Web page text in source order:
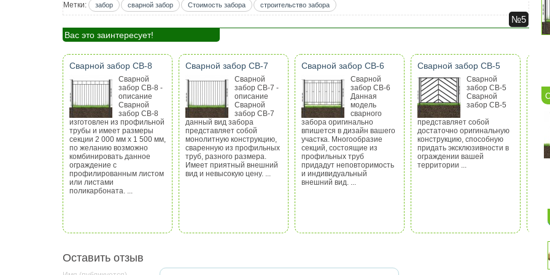
Метки: забор сварной забор Стоимость забора строительство забора
№5
Вас это заинтересует!
Сварной забор СВ-8
Сварной
забор СВ-8 -
описание
Сварной
забор СВ-8
изготовлен из профильной
трубы и имеет размеры
секции 2 000 мм х 1 500 мм,
по желанию возможно
комбинировать данное
ограждение с
профилированным листом
или листами
поликарбоната. ...
Сварной забор СВ-7
Сварной
забор СВ-7 -
описание
Сварной
забор СВ-7
данный вид забора
представляет собой
монолитную конструкцию,
сваренную из профильных
труб, разного размера.
Имеет приятный внешний
вид и невысокую цену. ...
Сварной забор СВ-6
Сварной
забор СВ-6
Данная
модель
сварного
забора оригинально
впишется в дизайн вашего
участка. Многообразие
секций, состоящие из
профильных труб
придадут неповторимость
и индивидуальный
внешний вид. ...
Сварной забор СВ-5
Сварной
забор СВ-5
Сварной
забор СВ-5
представляет собой
достаточно оригинальную
конструкцию, способную
придать эксклюзивности в
ограждении вашей
территории ...
Оставить отзыв